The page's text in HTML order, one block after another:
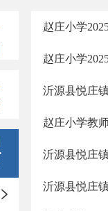
赵庄小学
赵庄小学
沂源县悦庄
赵庄小学教
沂源县悦庄
沂源县悦庄